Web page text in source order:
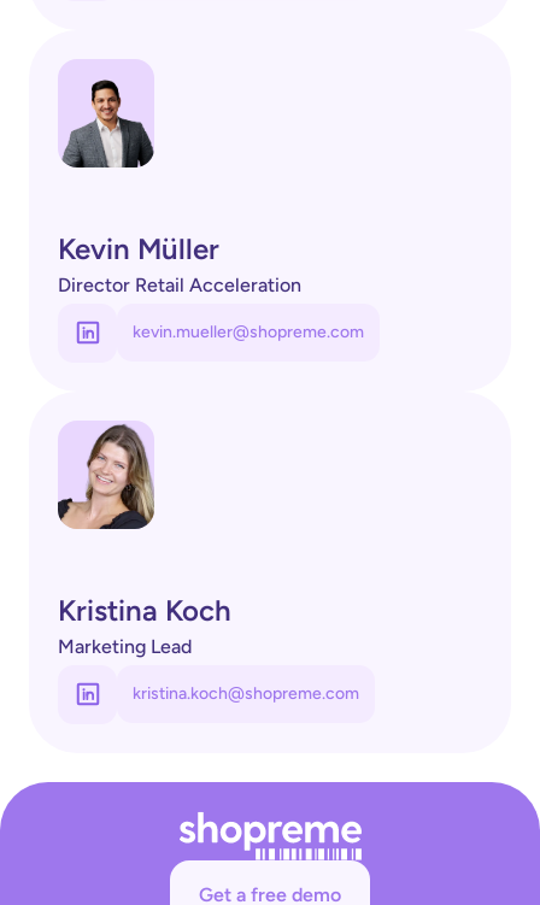
Kevin Müller
Director Retail Acceleration
kevin.mueller@shopreme.com
Kristina Koch
Marketing Lead
kristina.koch@shopreme.com
Get a free demo